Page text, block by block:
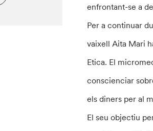
enfrontant-se a
Per a continuar
vaixell Aita Mari
Etica. El
conscienciar
els diners per al
El seu objectiu